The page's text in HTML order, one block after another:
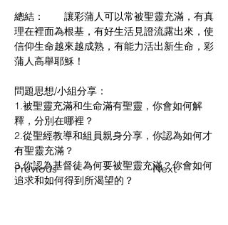
Previous Next
總結：       讓彩蒲人可以常被聖靈充滿，有真
理在裡面為根基，有好生活見證流露出來，使
信仰生命越來越成熟，有能力活出新生命，彩
蒲人高舉耶穌！
問題思想/小組分享：
1.被聖靈充滿和生命滿有聖靈，你會如何解
釋，分別在哪裡？
2.從聖經教導和組員親身分享，你認為如何才
有聖靈充滿？
3.你認為基督徒為何要被聖靈充滿？你會如何
追求和如何得到所渴望的？